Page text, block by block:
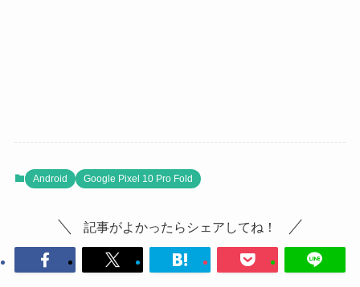
Android Google Pixel 10 Pro Fold
記事がよかったらシェアしてね！